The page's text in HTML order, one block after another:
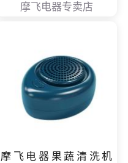
摩飞电器专卖店
摩飞电器果蔬清洗机